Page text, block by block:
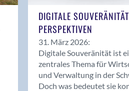
DIGITALE
PERSPEKTIVEN
31. März 2026:
Digitale Souveränität ist
zentrales Thema für
und Verwaltung in der
Doch was bedeutet sie